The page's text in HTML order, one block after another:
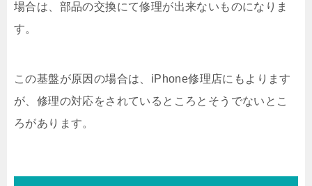
場合は、部品の交換にて修理が出来ないものになりま
す。
この基盤が原因の場合は、iPhone修理店にもよります
が、修理の対応をされているところとそうでないとこ
ろがあります。